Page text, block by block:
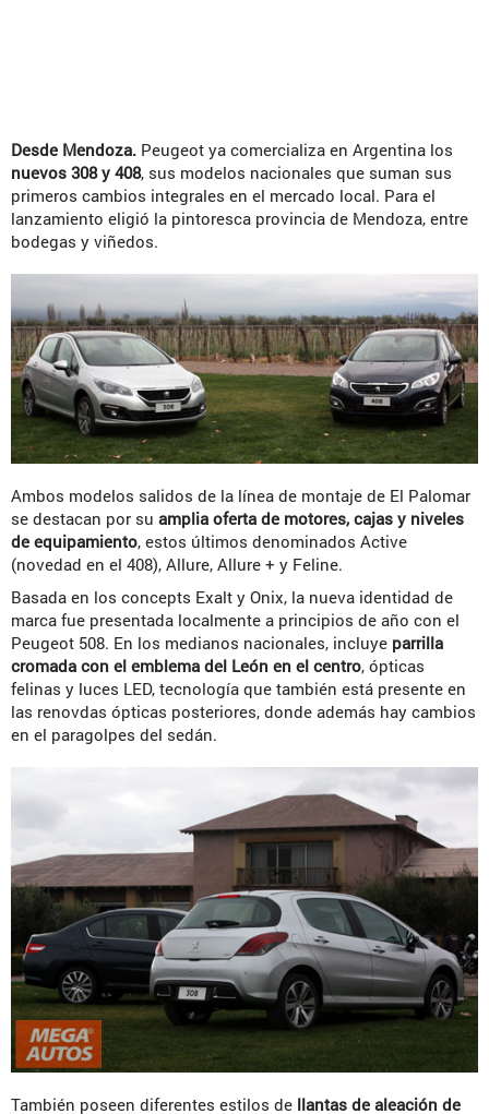
Desde Mendoza. Peugeot ya comercializa en Argentina los
nuevos 308 y 408, sus modelos nacionales que suman sus
primeros cambios integrales en el mercado local. Para el
lanzamiento eligió la pintoresca provincia de Mendoza, entre
bodegas y viñedos.
Ambos modelos salidos de la línea de montaje de El Palomar
se destacan por su amplia oferta de motores, cajas y niveles
de equipamiento, estos últimos denominados Active
(novedad en el 408), Allure, Allure + y Feline.
Basada en los concepts Exalt y Onix, la nueva identidad de
marca fue presentada localmente a principios de año con el
Peugeot 508. En los medianos nacionales, incluye parrilla
cromada con el emblema del León en el centro, ópticas
felinas y luces LED, tecnología que también está presente en
las renovdas ópticas posteriores, donde además hay cambios
en el paragolpes del sedán.
También poseen diferentes estilos de llantas de aleación de